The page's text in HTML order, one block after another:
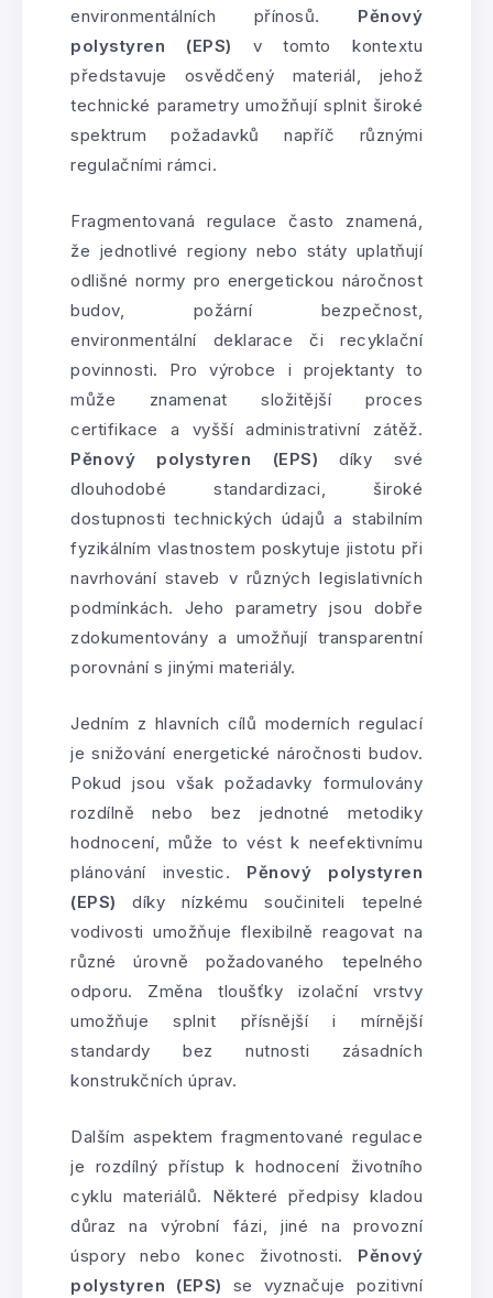
environmentálních přínosů. Pěnový
polystyren (EPS) v tomto kontextu
představuje osvědčený materiál, jehož
technické parametry umožňují splnit široké
spektrum požadavků napříč různými
regulačními rámci.
Fragmentovaná regulace často znamená,
že jednotlivé regiony nebo státy uplatňují
odlišné normy pro energetickou náročnost
budov, požární bezpečnost,
environmentální deklarace či recyklační
povinnosti. Pro výrobce i projektanty to
může znamenat složitější proces
certifikace a vyšší administrativní zátěž.
Pěnový polystyren (EPS) díky své
dlouhodobé standardizaci, široké
dostupnosti technických údajů a stabilním
fyzikálním vlastnostem poskytuje jistotu při
navrhování staveb v různých legislativních
podmínkách. Jeho parametry jsou dobře
zdokumentovány a umožňují transparentní
porovnání s jinými materiály.
Jedním z hlavních cílů moderních regulací
je snižování energetické náročnosti budov.
Pokud jsou však požadavky formulovány
rozdílně nebo bez jednotné metodiky
hodnocení, může to vést k neefektivnímu
plánování investic. Pěnový polystyren
(EPS) díky nízkému součiniteli tepelné
vodivosti umožňuje flexibilně reagovat na
různé úrovně požadovaného tepelného
odporu. Změna tloušťky izolační vrstvy
umožňuje splnit přísnější i mírnější
standardy bez nutnosti zásadních
konstrukčních úprav.
Dalším aspektem fragmentované regulace
je rozdílný přístup k hodnocení životního
cyklu materiálů. Některé předpisy kladou
důraz na výrobní fázi, jiné na provozní
úspory nebo konec životnosti. Pěnový
polystyren (EPS) se vyznačuje pozitivní